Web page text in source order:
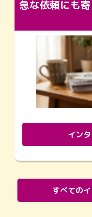
イン
すべての